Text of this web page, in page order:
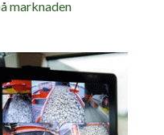
marknaden